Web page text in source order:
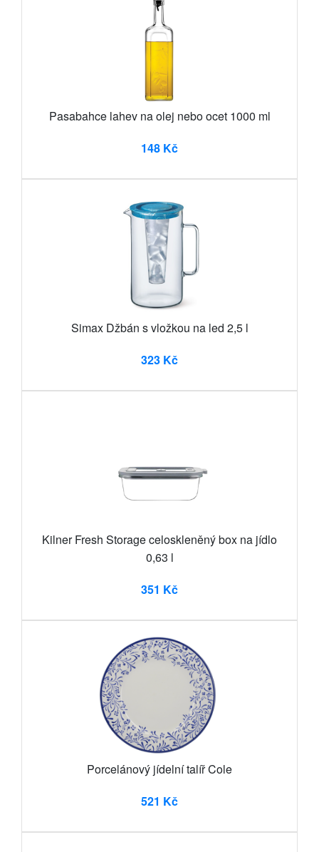
Pasabahce lahev na olej nebo ocet 1000 ml
148 Kč
Simax Džbán s vložkou na led 2,5 l
323 Kč
Kilner Fresh Storage celoskleněný box na jídlo
0,63 l
351 Kč
Porcelánový jídelní talíř Cole
521 Kč